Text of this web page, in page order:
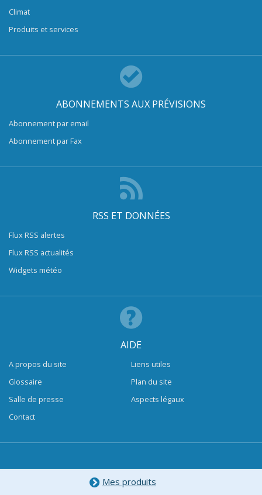
Climat
Produits et services
ABONNEMENTS AUX PRÉVISIONS
Abonnement par email
Abonnement par Fax
RSS ET DONNÉES
Flux RSS alertes
Flux RSS actualités
Widgets météo
AIDE
A propos du site
Glossaire
Salle de presse
Contact
Liens utiles
Plan du site
Aspects légaux
Mes produits